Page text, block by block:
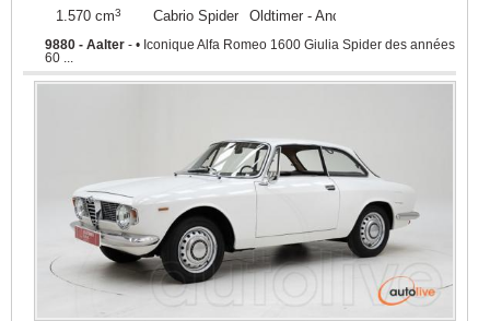
1.570 cm3 Cabrio Spider RoadsterOldtimer - Ancêtre
9880 - Aalter - • Iconique Alfa Romeo 1600 Giulia Spider des années
60 ...